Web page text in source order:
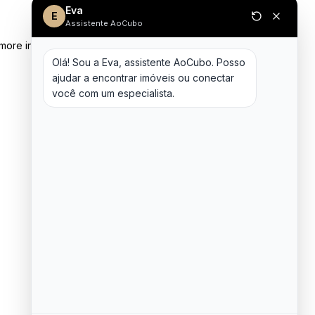
information)
E Eva
Assistente AoCubo
Olá! Sou a Eva, assistente AoCubo. Posso
ajudar a encontrar imóveis ou conectar
você com um especialista.